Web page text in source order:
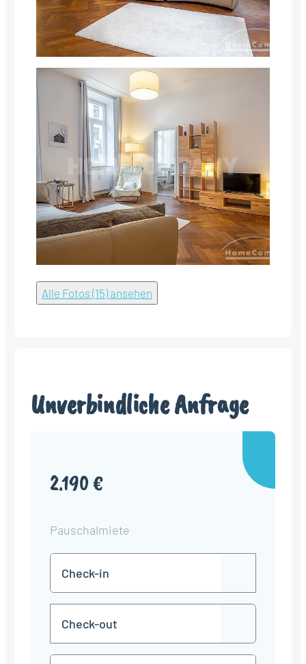
Alle Fotos (15) ansehen
Unverbindliche Anfrage
2.190 €
Pauschalmiete
in
TT
Punkt
MM
JJJJ
TT
Punkt
MM